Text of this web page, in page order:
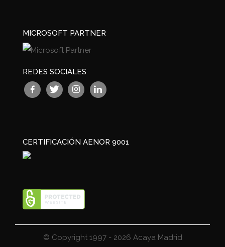
MICROSOFT PARTNER
REDES SOCIALES
CERTIFICACIÓN AENOR 9001
© Copyright 1997 - 2026 Acaya Madrid